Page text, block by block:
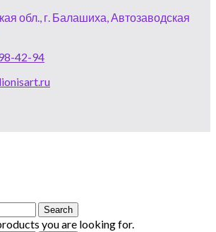
обл., г. Балашиха, Автозаводская
42-94
Search
you are looking for.